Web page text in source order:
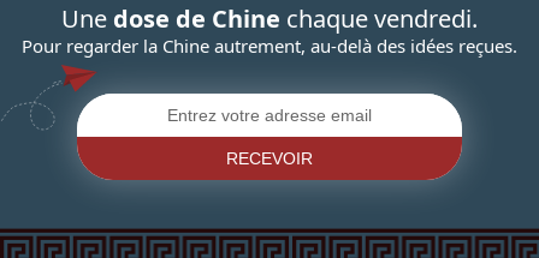
Une dose de Chine chaque vendredi.
Pour regarder la Chine autrement, au-delà des idées reçues.
RECEVOIR